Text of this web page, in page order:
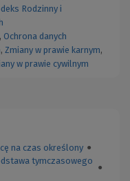
Rodzinny i
, Ochrona danych
, Zmiany w prawie karnym,
w prawie cywilnym
na czas określony ●
tymczasowego
●